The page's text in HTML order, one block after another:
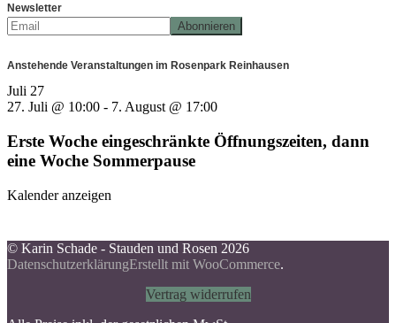
Newsletter
Anstehende Veranstaltungen im Rosenpark Reinhausen
Juli 27
27. Juli @ 10:00 - 7. August @ 17:00
Erste Woche eingeschränkte Öffnungszeiten, dann
eine Woche Sommerpause
Kalender anzeigen
© Karin Schade - Stauden und Rosen 2026
DatenschutzerklärungErstellt mit WooCommerce.
Vertrag widerrufen